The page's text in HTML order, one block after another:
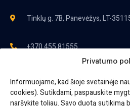
Privatumo
Informuojame, kad šioje svetainėje
cookies). Sutikdami, paspauskite
naršykite toliau. Savo duotą sutikimą
Tinklų g. 7B, Panevėžys, LT-
+370 455 81555
+370 610 07 443